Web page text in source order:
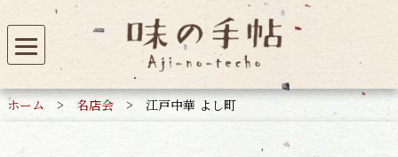
ホーム > 名店会 > 江戸中華 よし町